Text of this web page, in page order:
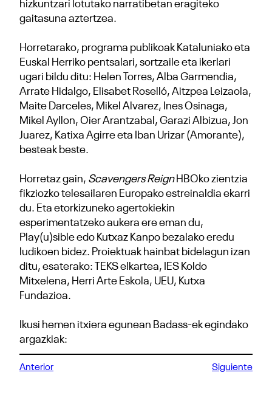
hizkuntzari lotutako narratibetan eragiteko
gaitasuna aztertzea.
Horretarako, programa publikoak Kataluniako eta
Euskal Herriko pentsalari, sortzaile eta ikerlari
ugari bildu ditu: Helen Torres, Alba Garmendia,
Arrate Hidalgo, Elisabet Roselló, Aitzpea Leizaola,
Maite Darceles, Mikel Alvarez, Ines Osinaga,
Mikel Ayllon, Oier Arantzabal, Garazi Albizua, Jon
Juarez, Katixa Agirre eta Iban Urizar (Amorante),
besteak beste.
Horretaz gain, Scavengers ReignHBOko zientzia
fikziozko telesailaren Europako estreinaldia ekarri
du. Eta etorkizuneko agertokiekin
esperimentatzeko aukera ere eman du,
Play(u)sible edo Kutxaz Kanpo bezalako eredu
ludikoen bidez. Proiektuak hainbat bidelagun izan
ditu, esaterako: TEKS elkartea, IES Koldo
Mitxelena, Herri Arte Eskola, UEU, Kutxa
Fundazioa.
Ikusi hemen itxiera egunean Badass-ek egindako
argazkiak:
Anterior Siguiente